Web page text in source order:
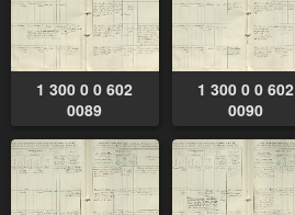
1 300 0 0 602
0089
1 300 0 0 602
0090